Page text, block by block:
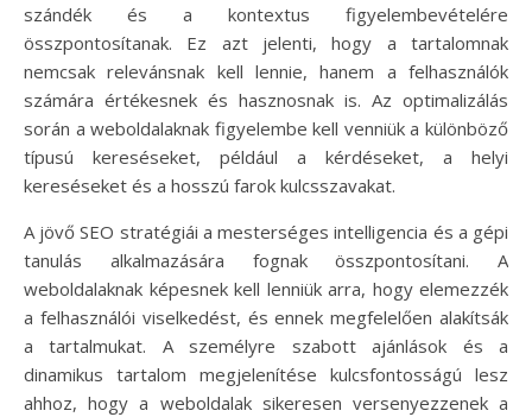
szándék és a kontextus figyelembevételére
összpontosítanak. Ez azt jelenti, hogy a tartalomnak
nemcsak relevánsnak kell lennie, hanem a felhasználók
számára értékesnek és hasznosnak is. Az optimalizálás
során a weboldalaknak figyelembe kell venniük a különböző
típusú kereséseket, például a kérdéseket, a helyi
kereséseket és a hosszú farok kulcsszavakat.
A jövő SEO stratégiái a mesterséges intelligencia és a gépi
tanulás alkalmazására fognak összpontosítani. A
weboldalaknak képesnek kell lenniük arra, hogy elemezzék
a felhasználói viselkedést, és ennek megfelelően alakítsák
a tartalmukat. A személyre szabott ajánlások és a
dinamikus tartalom megjelenítése kulcsfontosságú lesz
ahhoz, hogy a weboldalak sikeresen versenyezzenek a